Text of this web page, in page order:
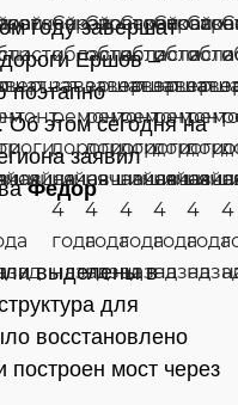
году завершат
Ершов –
поэтапно
Об этом сегодня на
заявил
Федор
выделены в
для
восстановлено
построен мост через